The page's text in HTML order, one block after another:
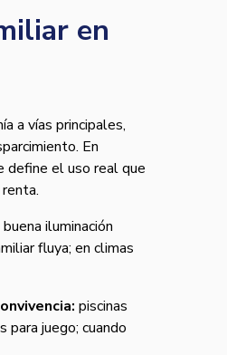
en
a vías principales,
En
define el uso real que
iluminación
fluya; en climas
piscinas
para juego; cuando